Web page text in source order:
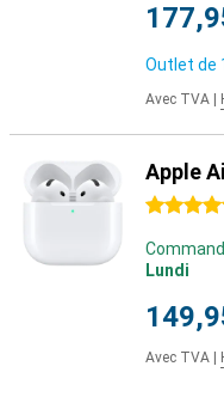
Outlet de
Avec TVA
Apple
4.5 étoiles
Lundi
Avec TVA